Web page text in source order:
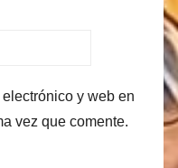
y web en
vez que comente.